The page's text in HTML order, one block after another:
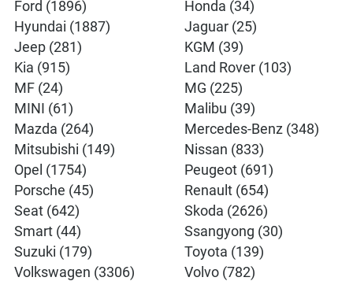
Ford (1896)
Honda (34)
Hyundai (1887)
Jaguar (25)
Jeep (281)
KGM (39)
Kia (915)
Land Rover (103)
MF (24)
MG (225)
MINI (61)
Malibu (39)
Mazda (264)
Mercedes-Benz (348)
Mitsubishi (149)
Nissan (833)
Opel (1754)
Peugeot (691)
Porsche (45)
Renault (654)
Seat (642)
Skoda (2626)
Smart (44)
Ssangyong (30)
Suzuki (179)
Toyota (139)
Volkswagen (3306)
Volvo (782)